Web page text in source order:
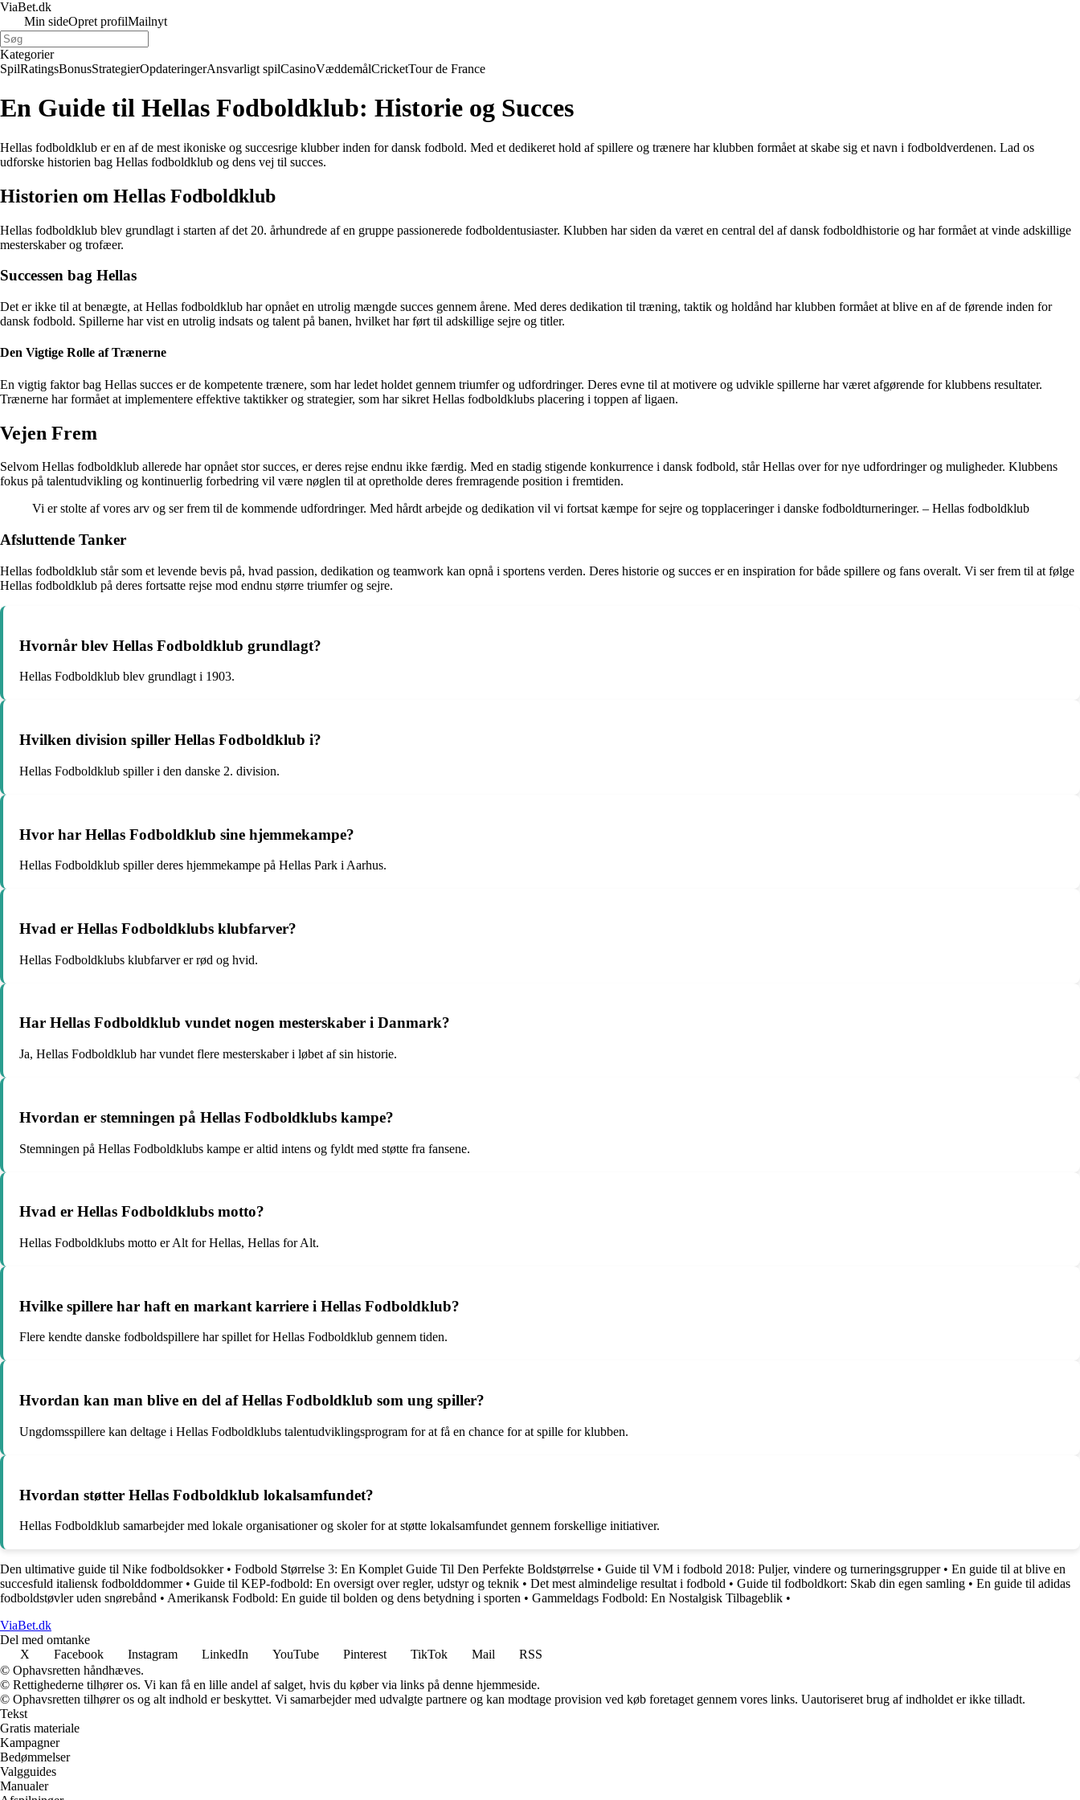
ViaBet.dk
Min sideOpret profilMailnyt
Kategorier
SpilRatingsBonusStrategierOpdateringerAnsvarligt spilCasinoVæddemålCricketTour de France
En Guide til Hellas Fodboldklub: Historie og Succes
Hellas fodboldklub er en af de mest ikoniske og succesrige klubber inden for dansk fodbold. Med et dedikeret hold af spillere og trænere har klubben formået at skabe sig et navn i fodboldverdenen. Lad os
udforske historien bag Hellas fodboldklub og dens vej til succes.
Historien om Hellas Fodboldklub
Hellas fodboldklub blev grundlagt i starten af det 20. århundrede af en gruppe passionerede fodboldentusiaster. Klubben har siden da været en central del af dansk fodboldhistorie og har formået at vinde adskillige
mesterskaber og trofæer.
Successen bag Hellas
Det er ikke til at benægte, at Hellas fodboldklub har opnået en utrolig mængde succes gennem årene. Med deres dedikation til træning, taktik og holdånd har klubben formået at blive en af de førende inden for
dansk fodbold. Spillerne har vist en utrolig indsats og talent på banen, hvilket har ført til adskillige sejre og titler.
Den Vigtige Rolle af Trænerne
En vigtig faktor bag Hellas succes er de kompetente trænere, som har ledet holdet gennem triumfer og udfordringer. Deres evne til at motivere og udvikle spillerne har været afgørende for klubbens resultater.
Trænerne har formået at implementere effektive taktikker og strategier, som har sikret Hellas fodboldklubs placering i toppen af ligaen.
Vejen Frem
Selvom Hellas fodboldklub allerede har opnået stor succes, er deres rejse endnu ikke færdig. Med en stadig stigende konkurrence i dansk fodbold, står Hellas over for nye udfordringer og muligheder. Klubbens
fokus på talentudvikling og kontinuerlig forbedring vil være nøglen til at opretholde deres fremragende position i fremtiden.
Vi er stolte af vores arv og ser frem til de kommende udfordringer. Med hårdt arbejde og dedikation vil vi fortsat kæmpe for sejre og topplaceringer i danske fodboldturneringer. – Hellas fodboldklub
Afsluttende Tanker
Hellas fodboldklub står som et levende bevis på, hvad passion, dedikation og teamwork kan opnå i sportens verden. Deres historie og succes er en inspiration for både spillere og fans overalt. Vi ser frem til at følge
Hellas fodboldklub på deres fortsatte rejse mod endnu større triumfer og sejre.
Hvornår blev Hellas Fodboldklub grundlagt?
Hellas Fodboldklub blev grundlagt i 1903.
Hvilken division spiller Hellas Fodboldklub i?
Hellas Fodboldklub spiller i den danske 2. division.
Hvor har Hellas Fodboldklub sine hjemmekampe?
Hellas Fodboldklub spiller deres hjemmekampe på Hellas Park i Aarhus.
Hvad er Hellas Fodboldklubs klubfarver?
Hellas Fodboldklubs klubfarver er rød og hvid.
Har Hellas Fodboldklub vundet nogen mesterskaber i Danmark?
Ja, Hellas Fodboldklub har vundet flere mesterskaber i løbet af sin historie.
Hvordan er stemningen på Hellas Fodboldklubs kampe?
Stemningen på Hellas Fodboldklubs kampe er altid intens og fyldt med støtte fra fansene.
Hvad er Hellas Fodboldklubs motto?
Hellas Fodboldklubs motto er Alt for Hellas, Hellas for Alt.
Hvilke spillere har haft en markant karriere i Hellas Fodboldklub?
Flere kendte danske fodboldspillere har spillet for Hellas Fodboldklub gennem tiden.
Hvordan kan man blive en del af Hellas Fodboldklub som ung spiller?
Ungdomsspillere kan deltage i Hellas Fodboldklubs talentudviklingsprogram for at få en chance for at spille for klubben.
Hvordan støtter Hellas Fodboldklub lokalsamfundet?
Hellas Fodboldklub samarbejder med lokale organisationer og skoler for at støtte lokalsamfundet gennem forskellige initiativer.
Den ultimative guide til Nike fodboldsokker• Fodbold Størrelse 3: En Komplet Guide Til Den Perfekte Boldstørrelse • Guide til VM i fodbold 2018: Puljer, vindere og turneringsgrupper• En guide til at blive en
succesfuld italiensk fodbolddommer• Guide til KEP-fodbold: En oversigt over regler, udstyr og teknik • Det mest almindelige resultat i fodbold • Guide til fodboldkort: Skab din egen samling • En guide til adidas
fodboldstøvler uden snørebånd • Amerikansk Fodbold: En guide til bolden og dens betydning i sporten • Gammeldags Fodbold: En Nostalgisk Tilbageblik •
ViaBet.dk
Del med omtanke
X
Facebook Instagram LinkedIn YouTube Pinterest TikTok Mail
RSS
© Ophavsretten håndhæves.
© Rettighederne tilhører os. Vi kan få en lille andel af salget, hvis du køber via links på denne hjemmeside.
© Ophavsretten tilhører os og alt indhold er beskyttet. Vi samarbejder med udvalgte partnere og kan modtage provision ved køb foretaget gennem vores links. Uautoriseret brug af indholdet er ikke tilladt.
Tekst
Gratis materiale
Kampagner
Bedømmelser
Valgguides
Manualer